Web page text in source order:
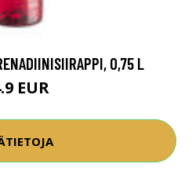
0,75 L
EUR